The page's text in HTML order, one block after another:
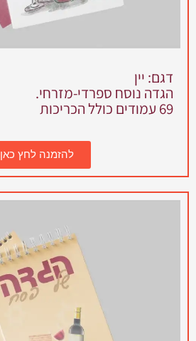
דגם: יין
הגדה נוסח ספרדי-מזרחי.
69 עמודים כולל הכריכות
להזמנה לחץ כאן